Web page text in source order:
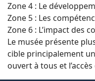
Zone 4 : Le
Zone 5 : Les
Zone 6 : L’impact des
Le musée présente
cible principalement
ouvert à tous et